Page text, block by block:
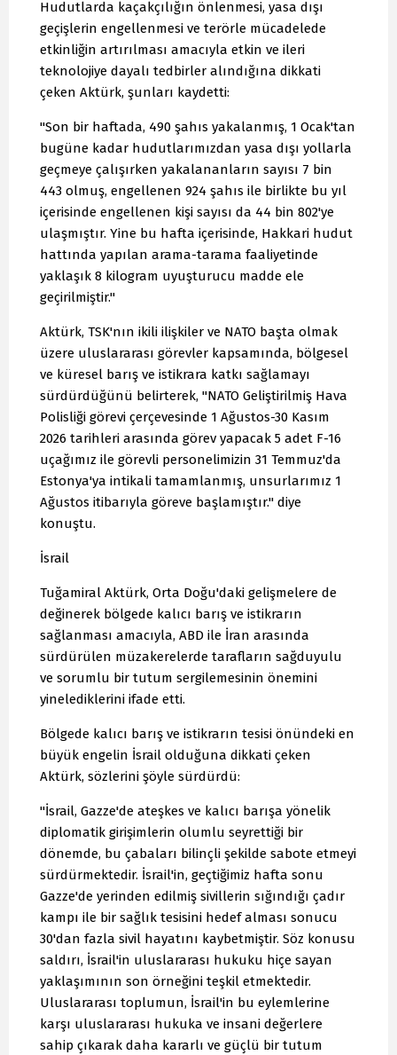
Hudutlarda kaçakçılığın önlenmesi, yasa dışı
geçişlerin engellenmesi ve terörle mücadelede
etkinliğin artırılması amacıyla etkin ve ileri
teknolojiye dayalı tedbirler alındığına dikkati
çeken Aktürk, şunları kaydetti:
"Son bir haftada, 490 şahıs yakalanmış, 1 Ocak'tan
bugüne kadar hudutlarımızdan yasa dışı yollarla
geçmeye çalışırken yakalananların sayısı 7 bin
443 olmuş, engellenen 924 şahıs ile birlikte bu yıl
içerisinde engellenen kişi sayısı da 44 bin 802'ye
ulaşmıştır. Yine bu hafta içerisinde, Hakkari hudut
hattında yapılan arama-tarama faaliyetinde
yaklaşık 8 kilogram uyuşturucu madde ele
geçirilmiştir."
Aktürk, TSK'nın ikili ilişkiler ve NATO başta olmak
üzere uluslararası görevler kapsamında, bölgesel
ve küresel barış ve istikrara katkı sağlamayı
sürdürdüğünü belirterek, "NATO Geliştirilmiş Hava
Polisliği görevi çerçevesinde 1 Ağustos-30 Kasım
2026 tarihleri arasında görev yapacak 5 adet F-16
uçağımız ile görevli personelimizin 31 Temmuz'da
Estonya'ya intikali tamamlanmış, unsurlarımız 1
Ağustos itibarıyla göreve başlamıştır." diye
konuştu.
İsrail
Tuğamiral Aktürk, Orta Doğu'daki gelişmelere de
değinerek bölgede kalıcı barış ve istikrarın
sağlanması amacıyla, ABD ile İran arasında
sürdürülen müzakerelerde tarafların sağduyulu
ve sorumlu bir tutum sergilemesinin önemini
yinelediklerini ifade etti.
Bölgede kalıcı barış ve istikrarın tesisi önündeki en
büyük engelin İsrail olduğuna dikkati çeken
Aktürk, sözlerini şöyle sürdürdü:
"İsrail, Gazze'de ateşkes ve kalıcı barışa yönelik
diplomatik girişimlerin olumlu seyrettiği bir
dönemde, bu çabaları bilinçli şekilde sabote etmeyi
sürdürmektedir. İsrail'in, geçtiğimiz hafta sonu
Gazze'de yerinden edilmiş sivillerin sığındığı çadır
kampı ile bir sağlık tesisini hedef alması sonucu
30'dan fazla sivil hayatını kaybetmiştir. Söz konusu
saldırı, İsrail'in uluslararası hukuku hiçe sayan
yaklaşımının son örneğini teşkil etmektedir.
Uluslararası toplumun, İsrail'in bu eylemlerine
karşı uluslararası hukuka ve insani değerlere
sahip çıkarak daha kararlı ve güçlü bir tutum